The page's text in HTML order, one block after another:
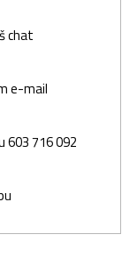
chat
e-mail
603 716 092